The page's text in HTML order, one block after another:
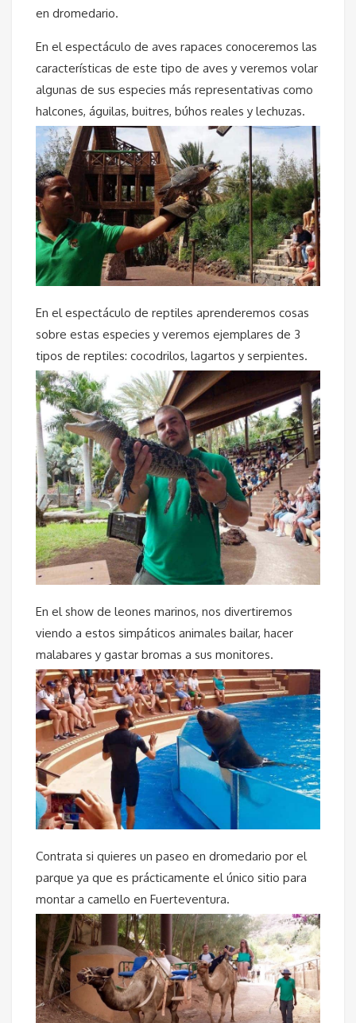
en dromedario.
En el espectáculo de aves rapaces conoceremos las
características de este tipo de aves y veremos volar
algunas de sus especies más representativas como
halcones, águilas, buitres, búhos reales y lechuzas.
En el espectáculo de reptiles aprenderemos cosas
sobre estas especies y veremos ejemplares de 3
tipos de reptiles: cocodrilos, lagartos y serpientes.
En el show de leones marinos, nos divertiremos
viendo a estos simpáticos animales bailar, hacer
malabares y gastar bromas a sus monitores.
Contrata si quieres un paseo en dromedario por el
parque ya que es prácticamente el único sitio para
montar a camello en Fuerteventura.